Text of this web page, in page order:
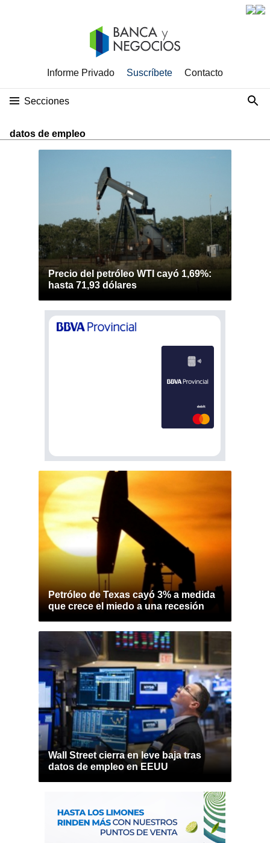
Informe Privado Suscríbete Contacto
Secciones
datos de empleo
Precio del petróleo WTI cayó 1,69%:
hasta 71,93 dólares
Petróleo de Texas cayó 3% a medida
que crece el miedo a una recesión
Wall Street cierra en leve baja tras
datos de empleo en EEUU